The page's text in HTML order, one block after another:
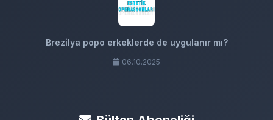
Brezilya popo erkeklerde de uygulanır mı?
06.10.2025